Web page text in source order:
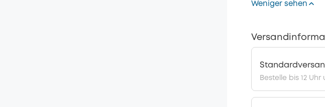
Weniger sehen
Bestelle bis 12